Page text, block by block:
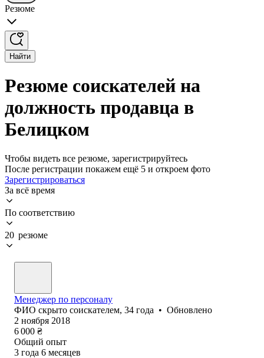
Резюме
Найти
Резюме соискателей на
должность продавца в
Белицком
Чтобы видеть все резюме, зарегистрируйтесь
После регистрации покажем ещё 5 и откроем фото
Зарегистрироваться
За всё время
По соответствию
20 резюме
Менеджер по персоналу
ФИО скрыто соискателем, 34 года • Обновлено
2 ноября 2018
6 000 ₴
Общий опыт
3 года 6 месяцев